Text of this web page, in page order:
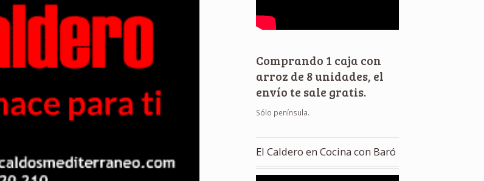
Comprando 1 caja con
arroz de 8 unidades, el
envío te sale gratis.
Sólo península.
El Caldero en Cocina con Baró